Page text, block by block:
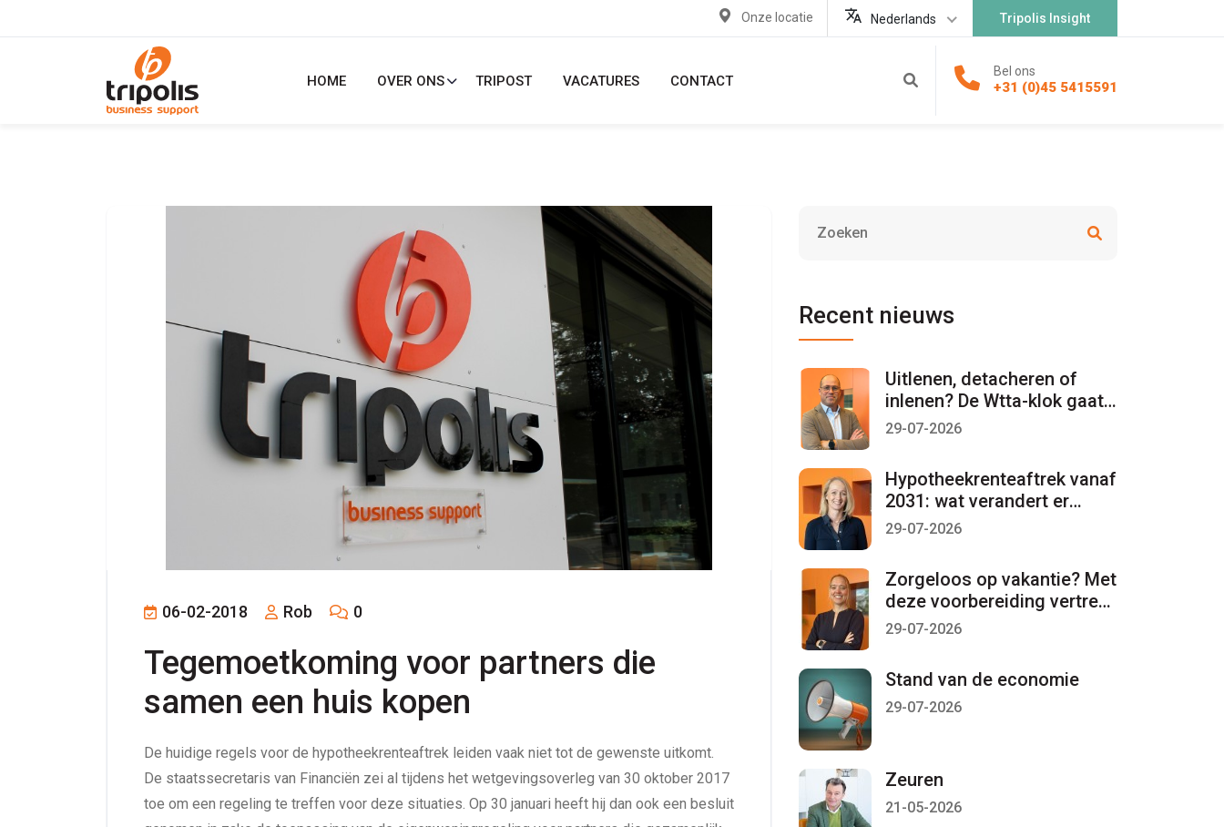
Tripolis Insight
Nederlands
Onze locatie
HOME OVER ONS TRIPOST VACATURES CONTACT
Bel ons
+31 (0)45 5415591
06-02-2018 Rob 0
Tegemoetkoming voor partners die
samen een huis kopen
De huidige regels voor de hypotheekrenteaftrek leiden vaak niet tot de gewenste uitkomt.
De staatssecretaris van Financiën zei al tijdens het wetgevingsoverleg van 30 oktober 2017
toe om een regeling te treffen voor deze situaties. Op 30 januari heeft hij dan ook een besluit
Recent nieuws
Uitlenen, detacheren of
inlenen? De Wtta-klok gaat
per 1 januari 2027 lopen
29-07-2026
Hypotheekrenteaftrek vanaf
2031: wat verandert er
mogelijk?
29-07-2026
Zorgeloos op vakantie? Met
deze voorbereiding vertrekt
u met een gerust gevoel
29-07-2026
Stand van de economie
29-07-2026
Zeuren
21-05-2026